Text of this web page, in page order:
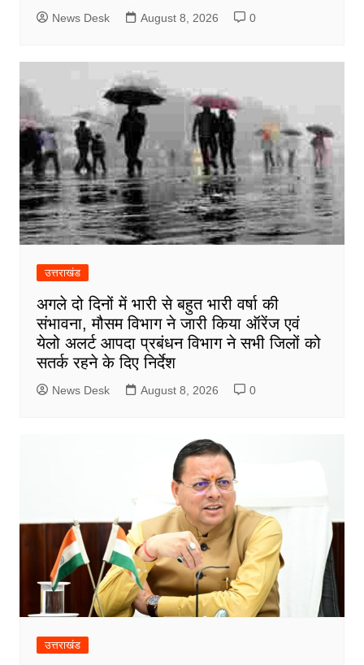
News Desk August 8, 2026 0
उत्तराखंड
अगले दो दिनों में भारी से बहुत भारी वर्षा की
संभावना, मौसम विभाग ने जारी किया ऑरेंज एवं
येलो अलर्ट आपदा प्रबंधन विभाग ने सभी जिलों को
सतर्क रहने के दिए निर्देश
News Desk August 8, 2026 0
उत्तराखंड